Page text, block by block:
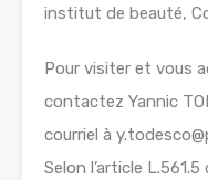
institut de beauté,
Pour visiter et vous
contactez Yannic
courriel à
Selon l’article